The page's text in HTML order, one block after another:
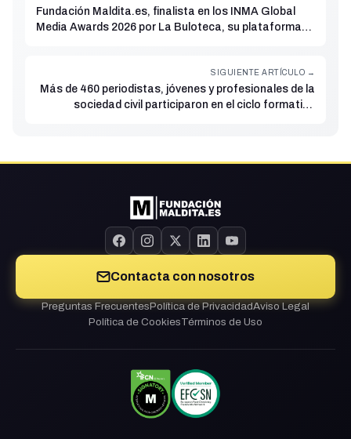
Fundación Maldita.es, finalista en los INMA Global
Media Awards 2026 por La Buloteca, su plataforma
SIGUIENTE ARTÍCULO →
Más de 460 periodistas, jóvenes y profesionales de la
sociedad civil participaron en el ciclo formativo
Contacta con nosotros
Preguntas FrecuentesPolítica de PrivacidadAviso Legal
Política de CookiesTérminos de Uso